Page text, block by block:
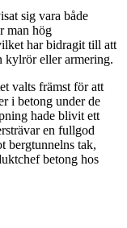
sig vara både
man hög
har bidragit till att
kylrör eller armering.
valts främst för att
i betong under de
hade blivit ett
en fullgod
bergtunnelns tak,
betong hos